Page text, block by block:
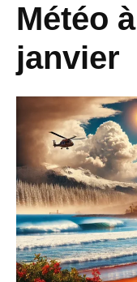
Météo
janvier